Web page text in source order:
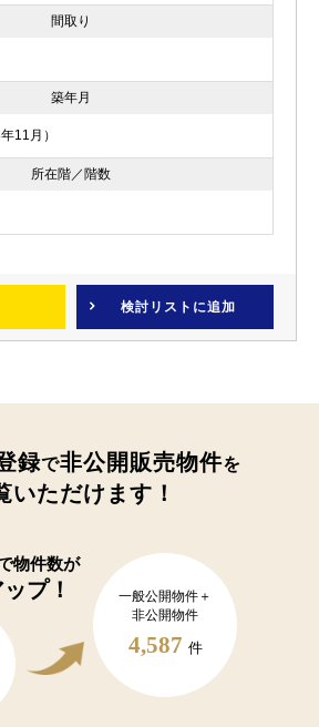
間取り
築年月
11月）
所在階／階数
検討リスト に追加
録で非公開販売物件を
いただけます！
物件数が
プ！
一般公開物件＋
非公開物件
4,587 件